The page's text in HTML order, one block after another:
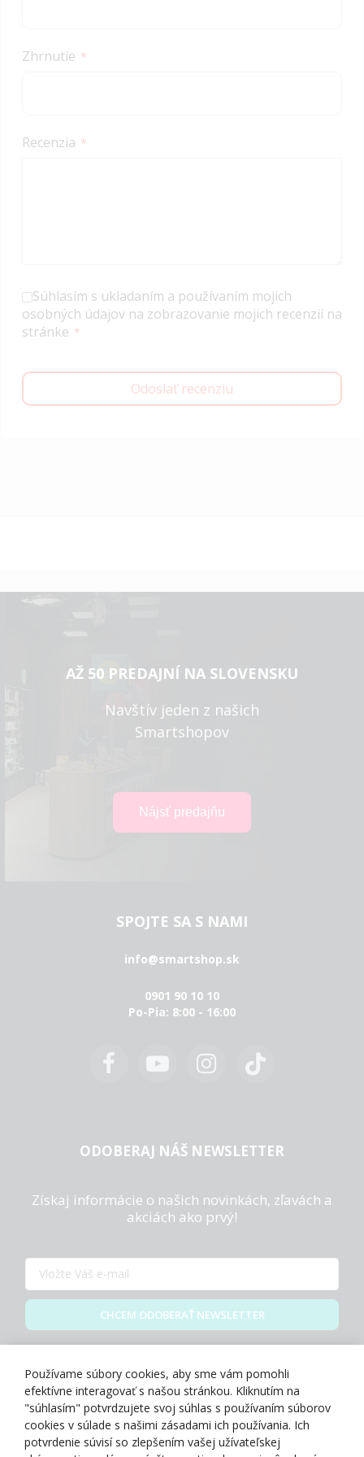
Zhrnutie
Recenzia
Súhlasím s ukladaním a používaním mojich
osobných údajov na zobrazovanie mojich recenzií na
stránke
Odoslať recenziu
AŽ 50 PREDAJNÍ NA SLOVENSKU
Navštív jeden z našich
Smartshopov
SPOJTE SA S NAMI
info@smartshop.sk
0901 90 10 10
Po-Pia: 8:00 - 16:00
ODOBERAJ NÁŠ NEWSLETTER
Získaj informácie o našich novinkách, zľavách a
akciách ako prvý!
CHCEM ODOBERAŤ NEWSLETTER
O NÁS
Používame súbory cookies, aby sme vám pomohli
efektívne interagovať s našou stránkou. Kliknutím na
"súhlasím" potvrdzujete svoj súhlas s používaním súborov
cookies v súlade s našimi zásadami ich používania. Ich
potvrdenie súvisí so zlepšením vašej užívateľskej